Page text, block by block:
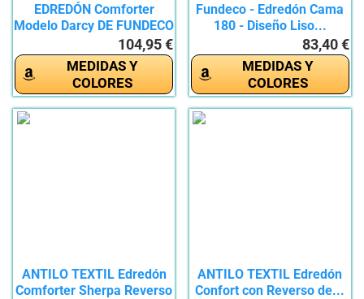
EDREDÓN Comforter
Modelo Darcy DE FUNDECO
(Cama...104,95 €
MEDIDAS Y
COLORES
Fundeco - Edredón Cama
180 - Diseño Liso...
83,40 €
MEDIDAS Y
COLORES
ANTILO TEXTIL Edredón
Comforter Sherpa Reverso
ANTILO TEXTIL Edredón
Confort con Reverso de...